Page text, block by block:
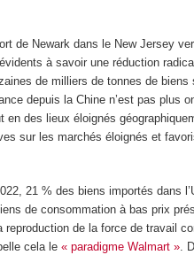
de Newark dans le New Jersey
à savoir une réduction
de milliers de tonnes de biens
depuis la Chine n’est pas plus
en des lieux éloignés
sur les marchés éloignés et
21 % des biens importés dans
de consommation à bas prix
de la force de travail
cela le« paradigme Walmart ».